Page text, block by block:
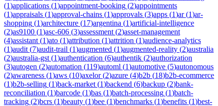
(1)applications (1)appointment-booking (2)appointments
(1)appraisals (1)approval-chains (1)approvals (3)apps (1)ar(1)ar-
shopping (1)architecture (17)argentina (1)artificial-intelligence
(2)as9100 (1)asc-606 (3)assessment (2)asset-management
(4)assistant (1)ato (1)attribution (1)attrition (1)audience-analytics
(1)audit (7)audit-trail (1)augmented (1)augmented-reality (2)australia
(2)australia-gst (1)authentication (6)authentik (2)authorization
(3)autogen (2)automation (119)automl (1)automotive (5)autonomous
(2)awareness (1)aws (10)axelor(2)azure (4)b2b (18)b2b-ecommerce
(1)b2b-selling (1)back-market (1)backend (6)backup (2)bank-
reconciliation (1)barcode (1)bas (1)batch-processing (1)batch-
tracking (2)bcrs (1)beauty (1)bee (1)benchmarks (1)benefits (1)best-